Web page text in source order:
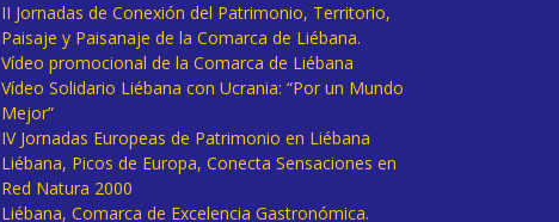
II Jornadas de Conexión del Patrimonio, Territorio,
Paisaje y Paisanaje de la Comarca de Liébana.
Vídeo promocional de la Comarca de Liébana
Vídeo Solidario Liébana con Ucrania: “Por un Mundo
Mejor”
IV Jornadas Europeas de Patrimonio en Liébana
Liébana, Picos de Europa, Conecta Sensaciones en
Red Natura 2000
Liébana, Comarca de Excelencia Gastronómica.